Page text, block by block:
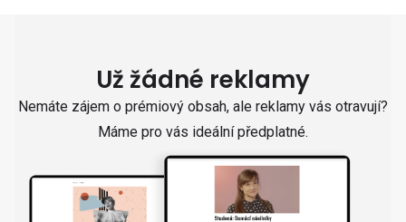
Už žádné reklamy
Nemáte zájem o prémiový obsah, ale reklamy vás otravují?
Máme pro vás ideální předplatné.